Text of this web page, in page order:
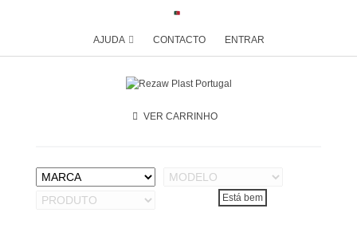
AJUDA CONTACTO ENTRAR
VER CARRINHO